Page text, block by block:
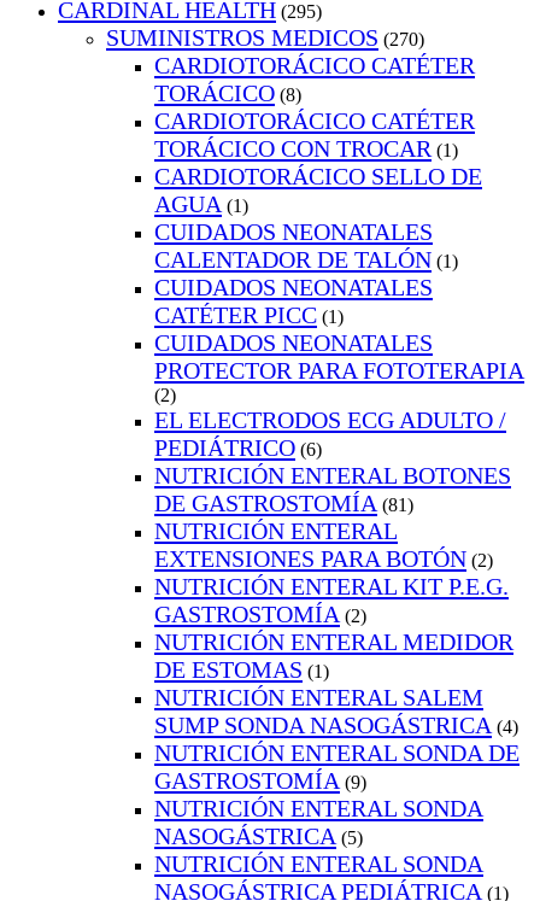
CARDINAL HEALTH (295)
SUMINISTROS MEDICOS (270)
CARDIOTORÁCICO CATÉTER
TORÁCICO (8)
CARDIOTORÁCICO CATÉTER
TORÁCICO CON TROCAR (1)
CARDIOTORÁCICO SELLO DE
AGUA (1)
CUIDADOS NEONATALES
CALENTADOR DE TALÓN (1)
CUIDADOS NEONATALES
CATÉTER PICC (1)
CUIDADOS NEONATALES
PROTECTOR PARA FOTOTERAPIA
(2)
EL ELECTRODOS ECG ADULTO /
PEDIÁTRICO (6)
NUTRICIÓN ENTERAL BOTONES
DE GASTROSTOMÍA (81)
NUTRICIÓN ENTERAL
EXTENSIONES PARA BOTÓN (2)
NUTRICIÓN ENTERAL KIT P.E.G.
GASTROSTOMÍA (2)
NUTRICIÓN ENTERAL MEDIDOR
DE ESTOMAS (1)
NUTRICIÓN ENTERAL SALEM
SUMP SONDA NASOGÁSTRICA (4)
NUTRICIÓN ENTERAL SONDA DE
GASTROSTOMÍA (9)
NUTRICIÓN ENTERAL SONDA
NASOGÁSTRICA (5)
NUTRICIÓN ENTERAL SONDA
NASOGÁSTRICA PEDIÁTRICA (1)